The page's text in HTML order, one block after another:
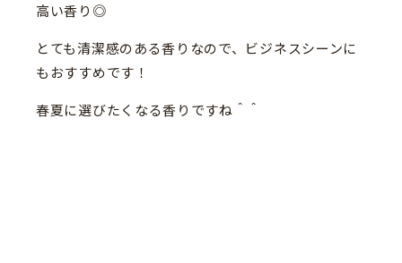
高い香り◎
とても清潔感のある香りなので、ビジネスシーンに
もおすすめです！
春夏に選びたくなる香りですね＾＾